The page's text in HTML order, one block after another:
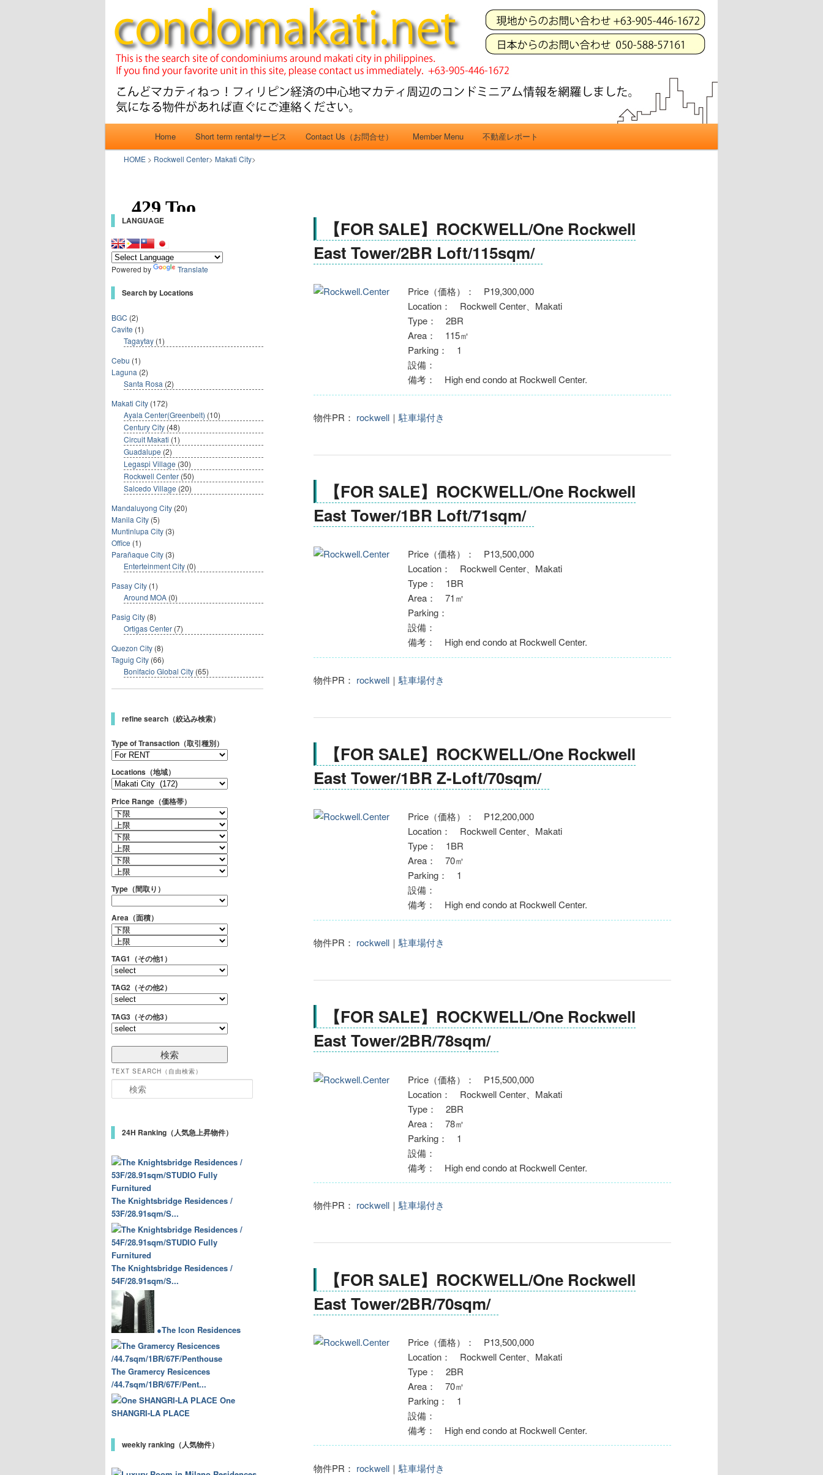
CONDO SEARCH in
MAKATI. フィリピン不動
産検索サイト「こんどマ
カティね！」
you can search almost condominiums around makati city. フィリピン経済の中心地マカティ周辺の不動
産投資情報です。
メインコンテンツへ移動
サブコンテンツへ移動
Home Short term rentalサービス Contact Us（お問合せ） Member Menu 不動産レポート
HOME > Rockwell Center> Makati City>
【FOR SALE】ROCKWELL/One Rockwell
East Tower/2BR Loft/115sqm/
Price（価格）： P19,300,000
Location： Rockwell Center、Makati
Type： 2BR
Area： 115㎡
Parking： 1
設備：
備考： High end condo at Rockwell Center.
物件PR： rockwell ｜ 駐車場付き
【FOR SALE】ROCKWELL/One Rockwell
East Tower/1BR Loft/71sqm/
Price（価格）： P13,500,000
Location： Rockwell Center、Makati
Type： 1BR
Area： 71㎡
Parking：
設備：
備考： High end condo at Rockwell Center.
物件PR： rockwell ｜ 駐車場付き
【FOR SALE】ROCKWELL/One Rockwell
East Tower/1BR Z-Loft/70sqm/
Price（価格）： P12,200,000
Location： Rockwell Center、Makati
Type： 1BR
Area： 70㎡
Parking： 1
設備：
備考： High end condo at Rockwell Center.
物件PR： rockwell ｜駐車場付き
【FOR SALE】ROCKWELL/One Rockwell
East Tower/2BR/78sqm/
Price（価格）： P15,500,000
Location： Rockwell Center、Makati
Type： 2BR
Area： 78㎡
Parking： 1
設備：
備考： High end condo at Rockwell Center.
物件PR： rockwell ｜駐車場付き
【FOR SALE】ROCKWELL/One Rockwell
East Tower/2BR/70sqm/
Price（価格）： P13,500,000
Location： Rockwell Center、Makati
Type： 2BR
Area： 70㎡
Parking： 1
設備：
備考： High end condo at Rockwell Center.
物件PR： rockwell ｜ 駐車場付き
LANGUAGE
Powered by Translate
Search by Locations
BGC (2)
Cavite (1)
Tagaytay (1)
Cebu (1)
Laguna (2)
Santa Rosa (2)
Makati City (172)
Ayala Center(Greenbelt) (10)
Century City (48)
Circuit Makati (1)
Guadalupe (2)
Legaspi Village (30)
Rockwell Center (50)
Salcedo Village (20)
Mandaluyong City (20)
Manila City (5)
Muntinlupa City (3)
Office (1)
Parañaque City (3)
Enterteinment City (0)
Pasay City (1)
Around MOA (0)
Pasig City (8)
Ortigas Center (7)
Quezon City (8)
Taguig City (66)
Bonifacio Global City (65)
refine search（絞込み検索）
Type of Transaction（取引種別）
Locations（地域）
Price Range（価格帯）
Type（間取り）
Area（面積）
TAG1（その他1）
TAG2（その他2）
TAG3（その他3）
TEXT SEARCH（自由検索）
24H Ranking（人気急上昇物件）
The Knightsbridge Residences /
53F/28.91sqm/S...
The Knightsbridge Residences /
54F/28.91sqm/S...
●The Icon Residences
The Gramercy Resicences
/44.7sqm/1BR/67F/Pent...
One
SHANGRI-LA PLACE
weekly ranking（人気物件）